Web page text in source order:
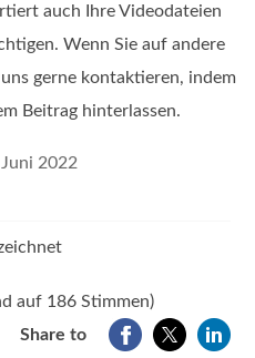
auch Ihre Videodateien
Wenn Sie auf andere
gerne kontaktieren, indem
Beitrag hinterlassen.
2022
auf 186 Stimmen)
Share to